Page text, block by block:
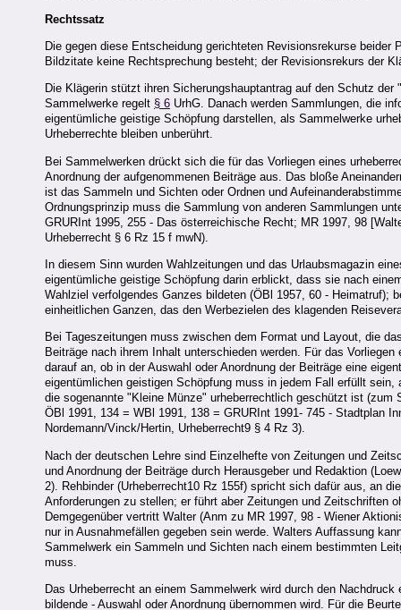
Rechtssatz
Die gegen diese Entscheidung gerichteten Revisionsrekurse
Bildzitate keine Rechtsprechung besteht; der Revisionsrekurs der
Die Klägerin stützt ihren Sicherungshauptantrag auf den Schutz
Sammelwerke regelt § 6 UrhG. Danach werden Sammlungen, die
eigentümliche geistige Schöpfung darstellen, als Sammelwerke
Urheberrechte bleiben unberührt.
Bei Sammelwerken drückt sich die für das Vorliegen eines
Anordnung der aufgenommenen Beiträge aus. Das bloße
ist das Sammeln und Sichten oder Ordnen und
Ordnungsprinzip muss die Sammlung von anderen Sammlungen
GRURInt 1995, 255 - Das österreichische Recht; MR 1997, 98
Urheberrecht § 6 Rz 15 f mwN).
In diesem Sinn wurden Wahlzeitungen und das Urlaubsmagazin
eigentümliche geistige Schöpfung darin erblickt, dass sie nach
Wahlziel verfolgendes Ganzes bildeten (ÖBl 1957, 60 - Heimatruf);
einheitlichen Ganzen, das den Werbezielen des klagenden
Bei Tageszeitungen muss zwischen dem Format und Layout, die
Beiträge nach ihrem Inhalt unterschieden werden. Für das
darauf an, ob in der Auswahl oder Anordnung der Beiträge eine
eigentümlichen geistigen Schöpfung muss in jedem Fall erfüllt
die sogenannte "Kleine Münze" urheberrechtlich geschützt ist
ÖBl 1991, 134 = WBl 1991, 138 = GRURInt 1991- 745 - Stadtplan
Nordemann/Vinck/Hertin, Urheberrecht9 § 4 Rz 3).
Nach der deutschen Lehre sind Einzelhefte von Zeitungen und
und Anordnung der Beiträge durch Herausgeber und Redaktion
2). Rehbinder (Urheberrecht10 Rz 155f) spricht sich dafür aus, an
Anforderungen zu stellen; er führt aber Zeitungen und Zeitschriften
Demgegenüber vertritt Walter (Anm zu MR 1997, 98 - Wiener
nur in Ausnahmefällen gegeben sein werde. Walters Auffassung
Sammelwerk ein Sammeln und Sichten nach einem bestimmten
muss.
Das Urheberrecht an einem Sammelwerk wird durch den
bildende - Auswahl oder Anordnung übernommen wird. Für die